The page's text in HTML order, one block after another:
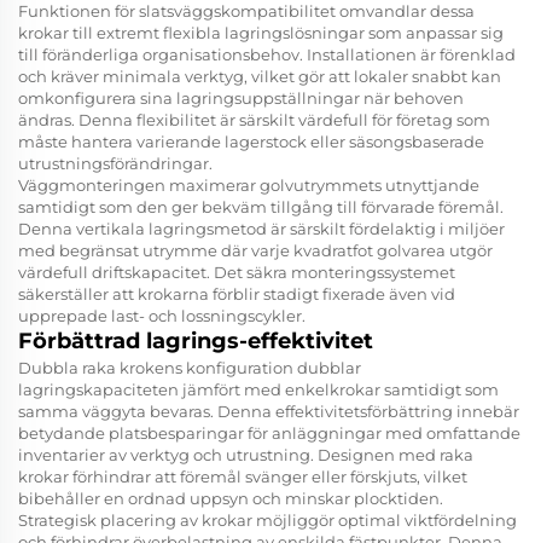
Funktionen för slatsväggskompatibilitet omvandlar dessa
krokar till extremt flexibla lagringslösningar som anpassar sig
till föränderliga organisationsbehov. Installationen är förenklad
och kräver minimala verktyg, vilket gör att lokaler snabbt kan
omkonfigurera sina lagringsuppställningar när behoven
ändras. Denna flexibilitet är särskilt värdefull för företag som
måste hantera varierande lagerstock eller säsongsbaserade
utrustningsförändringar.
Väggmonteringen maximerar golvutrymmets utnyttjande
samtidigt som den ger bekväm tillgång till förvarade föremål.
Denna vertikala lagringsmetod är särskilt fördelaktig i miljöer
med begränsat utrymme där varje kvadratfot golvarea utgör
värdefull driftskapacitet. Det säkra monteringssystemet
säkerställer att krokarna förblir stadigt fixerade även vid
upprepade last- och lossningscykler.
Förbättrad lagrings-effektivitet
Dubbla raka krokens konfiguration dubblar
lagringskapaciteten jämfört med enkelkrokar samtidigt som
samma väggyta bevaras. Denna effektivitetsförbättring innebär
betydande platsbesparingar för anläggningar med omfattande
inventarier av verktyg och utrustning. Designen med raka
krokar förhindrar att föremål svänger eller förskjuts, vilket
bibehåller en ordnad uppsyn och minskar plocktiden.
Strategisk placering av krokar möjliggör optimal viktfördelning